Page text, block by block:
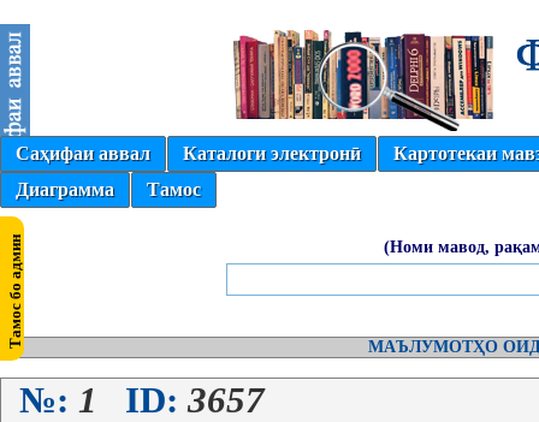
Саҳифаи аввал Каталоги электронӣ
Картотекаи
Диаграмма
Тамос
(Номи мавод,
МАЪЛУМОТҲО
№: 1 ID: 3657